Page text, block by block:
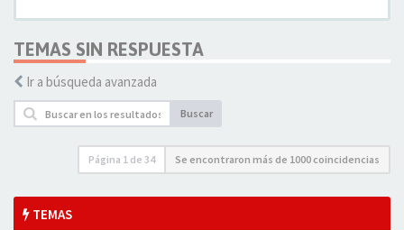
TEMAS SIN RESPUESTA
Ir a búsqueda avanzada
Buscar
Página 1 de 34 Se encontraron más de 1000 coincidencias
TEMAS